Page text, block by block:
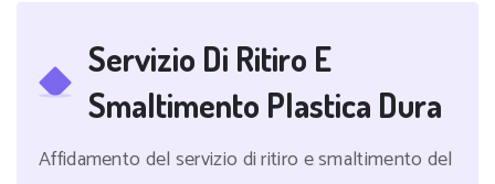
Servizio Di Ritiro E
Smaltimento Plastica Dura
Affidamento del servizio di ritiro e smaltimento del